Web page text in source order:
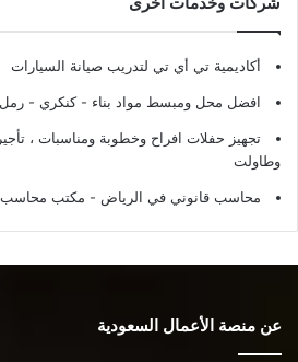
أكاديمية تي أي تي لتدريب صيانة السيارات
افضل محل ومبسط مواد بناء - كنكري -
تجهيز حفلات افراح وخطوبة ومناسبات ،
وطاولت
محاسب قانوني في الرياض - مكتب محاسب
عن منصة الأعمال السعودية